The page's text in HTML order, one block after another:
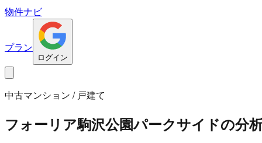
物件ナビ
プラン
ログイン
中古マンション / 戸建て
フォーリア駒沢公園パークサイドの分